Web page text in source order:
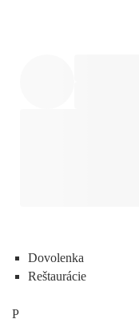
Dovolenka
Reštaurácie
P